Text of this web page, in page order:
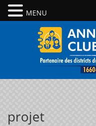
projet
MENU